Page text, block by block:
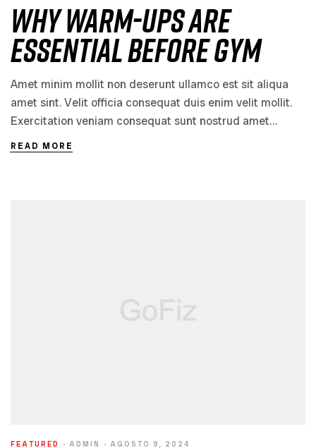
Why Warm-Ups Are
Essential Before Gym
Amet minim mollit non deserunt ullamco est sit aliqua
amet sint. Velit officia consequat duis enim velit mollit.
Exercitation veniam consequat sunt nostrud amet…
READ MORE
FEATURED ADMIN AGOSTO 9, 2024